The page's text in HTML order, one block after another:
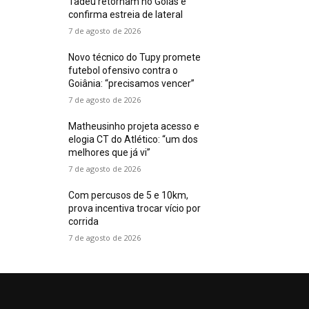
confirma estreia de lateral
7 de agosto de 2026
Novo técnico do Tupy promete
futebol ofensivo contra o
Goiânia: “precisamos vencer”
7 de agosto de 2026
Matheusinho projeta acesso e
elogia CT do Atlético: “um dos
melhores que já vi”
7 de agosto de 2026
Com percusos de 5 e 10km,
prova incentiva trocar vício por
corrida
7 de agosto de 2026